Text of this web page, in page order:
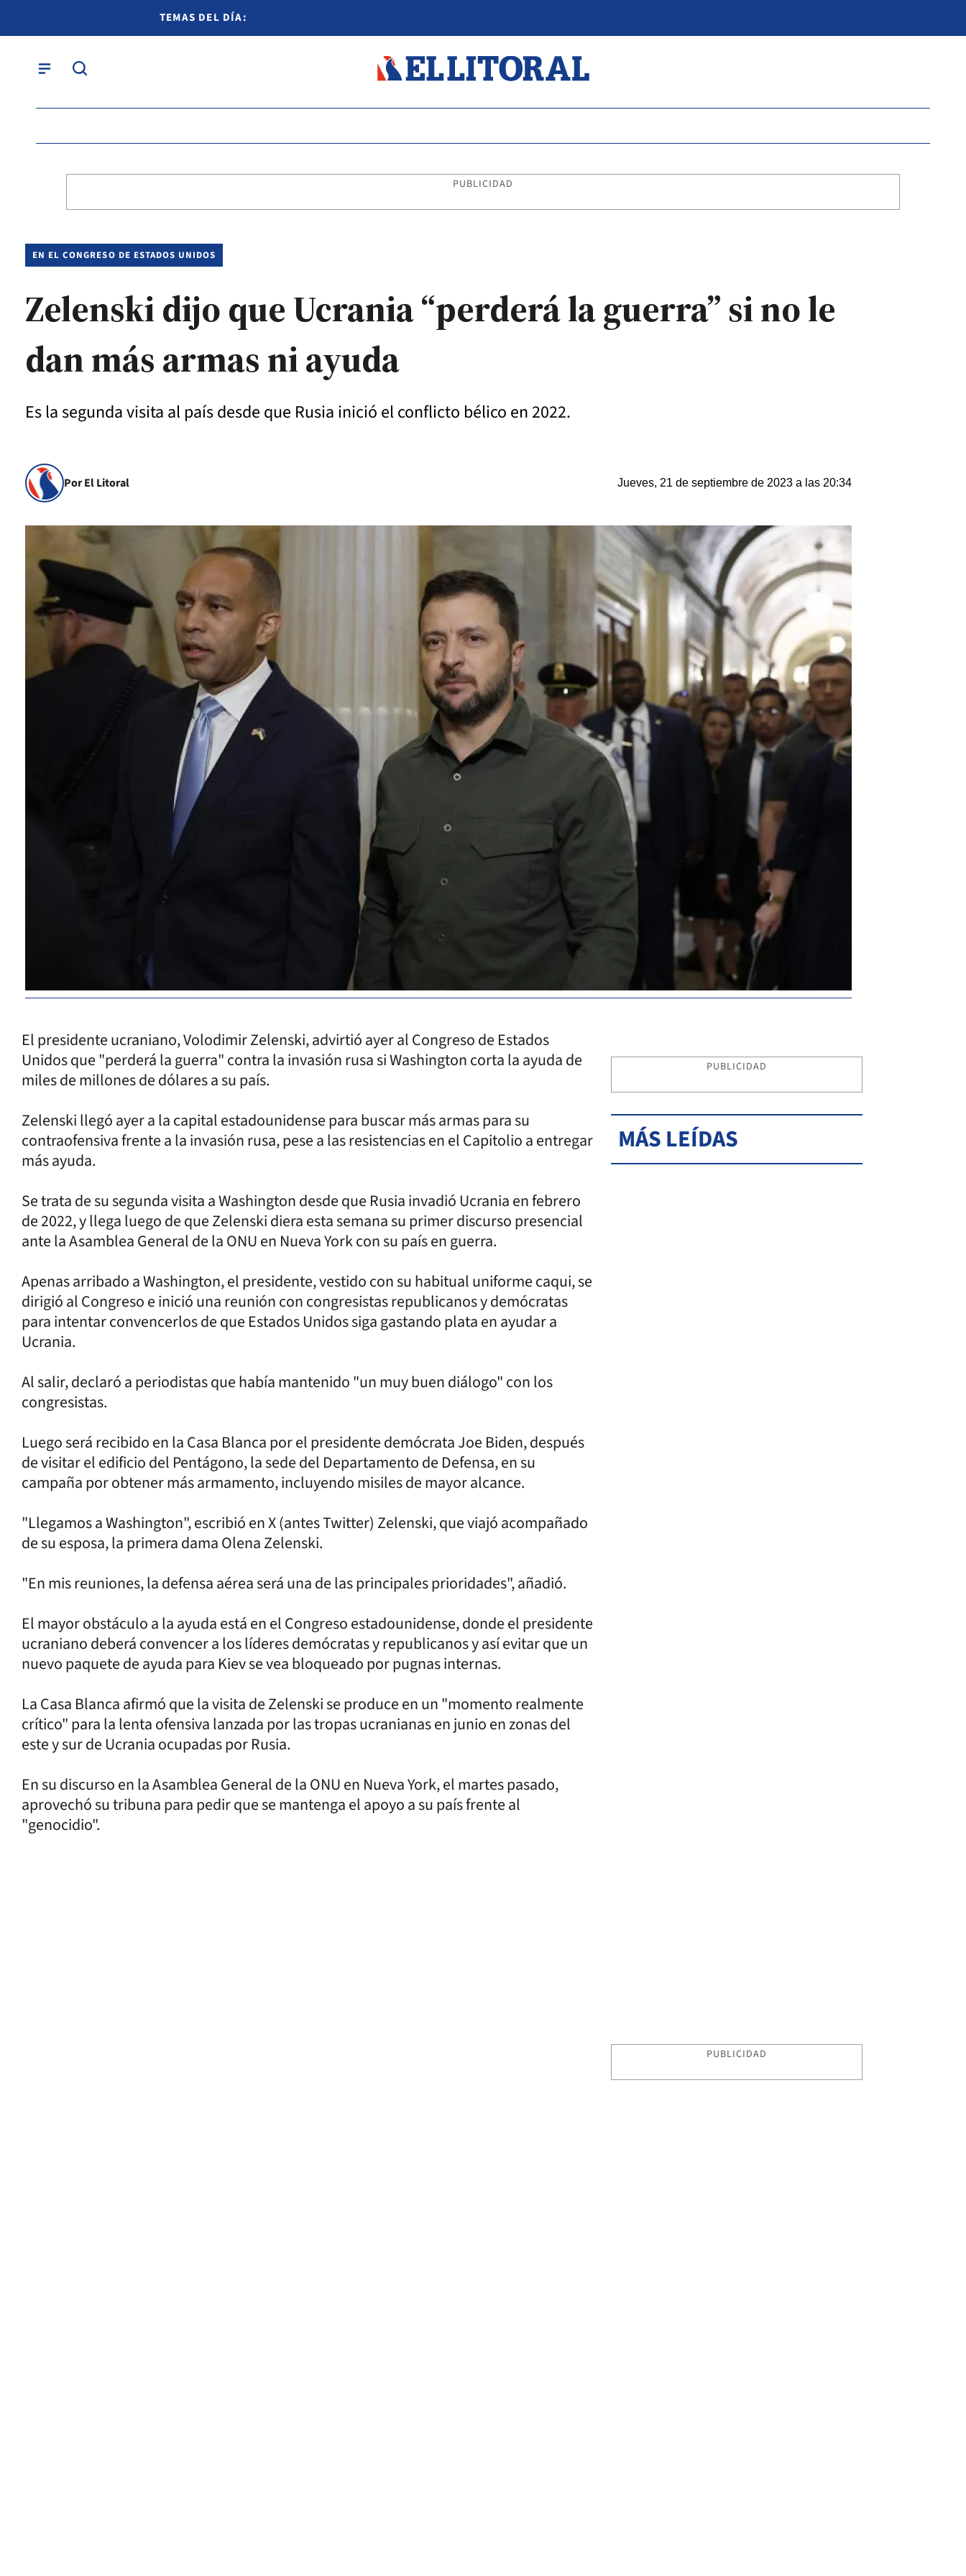
TEMAS DEL DÍA:
PUBLICIDAD
EN EL CONGRESO DE ESTADOS UNIDOS
Zelenski dijo que Ucrania “perderá la guerra” si no le
dan más armas ni ayuda
Es la segunda visita al país desde que Rusia inició el conflicto bélico en 2022.
Por El Litoral Jueves, 21 de septiembre de 2023 a las 20:34
El presidente ucraniano, Volodimir Zelenski, advirtió ayer al Congreso de Estados
Unidos que "perderá la guerra" contra la invasión rusa si Washington corta la ayuda de
miles de millones de dólares a su país.
Zelenski llegó ayer a la capital estadounidense para buscar más armas para su
contraofensiva frente a la invasión rusa, pese a las resistencias en el Capitolio a entregar
más ayuda.
Se trata de su segunda visita a Washington desde que Rusia invadió Ucrania en febrero
de 2022, y llega luego de que Zelenski diera esta semana su primer discurso presencial
ante la Asamblea General de la ONU en Nueva York con su país en guerra.
Apenas arribado a Washington, el presidente, vestido con su habitual uniforme caqui, se
dirigió al Congreso e inició una reunión con congresistas republicanos y demócratas
para intentar convencerlos de que Estados Unidos siga gastando plata en ayudar a
Ucrania.
Al salir, declaró a periodistas que había mantenido "un muy buen diálogo" con los
congresistas.
Luego será recibido en la Casa Blanca por el presidente demócrata Joe Biden, después
de visitar el edificio del Pentágono, la sede del Departamento de Defensa, en su
campaña por obtener más armamento, incluyendo misiles de mayor alcance.
"Llegamos a Washington", escribió en X (antes Twitter) Zelenski, que viajó acompañado
de su esposa, la primera dama Olena Zelenski.
"En mis reuniones, la defensa aérea será una de las principales prioridades", añadió.
El mayor obstáculo a la ayuda está en el Congreso estadounidense, donde el presidente
ucraniano deberá convencer a los líderes demócratas y republicanos y así evitar que un
nuevo paquete de ayuda para Kiev se vea bloqueado por pugnas internas.
La Casa Blanca afirmó que la visita de Zelenski se produce en un "momento realmente
crítico" para la lenta ofensiva lanzada por las tropas ucranianas en junio en zonas del
este y sur de Ucrania ocupadas por Rusia.
En su discurso en la Asamblea General de la ONU en Nueva York, el martes pasado,
aprovechó su tribuna para pedir que se mantenga el apoyo a su país frente al
"genocidio".
PUBLICIDAD
MÁS LEÍDAS
PUBLICIDAD